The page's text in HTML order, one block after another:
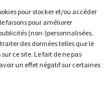
pour stocker et/ou accéder
faisons pour améliorer
(non-)personnalisées.
des données telles que le
ce site. Le fait de ne pas
un effet négatif sur certaines
blog qui a connu un relatif
autonomie et me lancer